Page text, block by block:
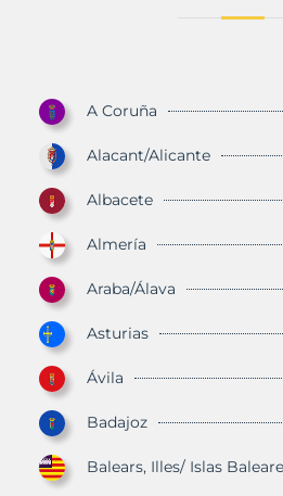
A Coruña
Alacant/Alicante
Albacete
Almería
Araba/Álava
Asturias
Ávila
Badajoz
Balears, Illes/ Islas